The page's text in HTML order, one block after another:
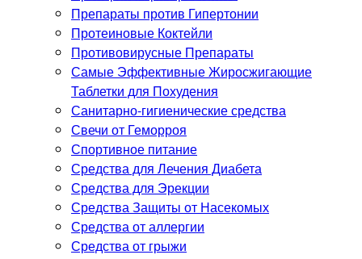
Препараты против Гипертонии
Протеиновые Коктейли
Противовирусные Препараты
Самые Эффективные Жиросжигающие
Таблетки для Похудения
Санитарно-гигиенические средства
Свечи от Геморроя
Спортивное питание
Средства для Лечения Диабета
Средства для Эрекции
Средства Защиты от Насекомых
Средства от аллергии
Средства от грыжи